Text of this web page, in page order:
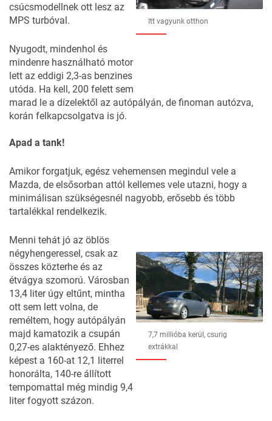
Itt vagyunk otthon
csúcsmodellnek ott lesz az
MPS turbóval.
Nyugodt, mindenhol és
mindenre használható motor
lett az eddigi 2,3-as benzines
utóda. Ha kell, 200 felett sem
marad le a dízelektől az autópályán, de finoman autózva,
korán felkapcsolgatva is jó.
Apad a tank!
Amikor forgatjuk, egész vehemensen megindul vele a
Mazda, de elsősorban attól kellemes vele utazni, hogy a
minimálisan szükségesnél nagyobb, erősebb és több
tartalékkal rendelkezik.
7,7 millióba kerül, csurig
extrákkal
Menni tehát jó az öblös
négyhengeressel, csak az
összes közterhe és az
étvágya szomorú. Városban
13,4 liter úgy eltűnt, mintha
ott sem lett volna, de
reméltem, hogy autópályán
majd kamatozik a csupán
0,27-es alaktényező. Ehhez
képest a 160-at 12,1 literrel
honorálta, 140-re állított
tempomattal még mindig 9,4
liter fogyott százon.